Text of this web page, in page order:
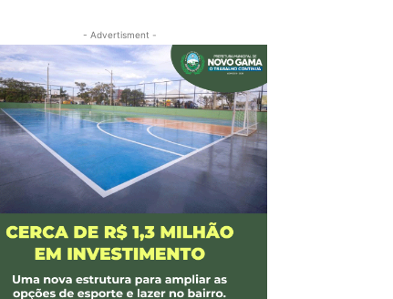
- Advertisment -